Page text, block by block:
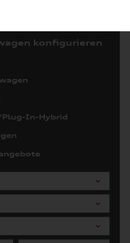
konfigurieren
In-Hybrid